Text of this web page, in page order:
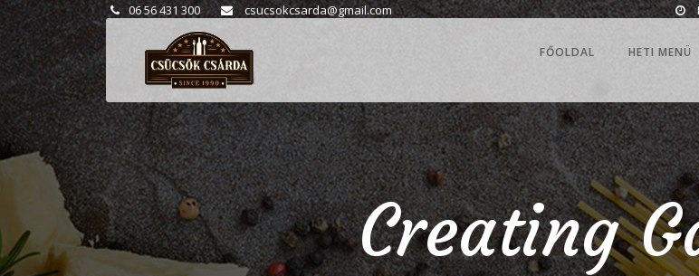
06 56 431 300 csucsokcsarda@gmail.com
FŐOLDAL HETI MENÜ
Creating